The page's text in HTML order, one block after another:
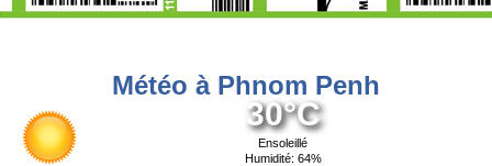
Météo à Phnom Penh
30°C
Ensoleillé
Humidité: 64%